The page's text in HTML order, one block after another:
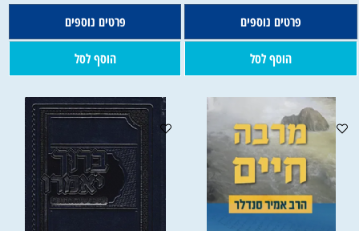
פרטים נוספים
הוסף לסל
פרטים נוספים
הוסף לסל